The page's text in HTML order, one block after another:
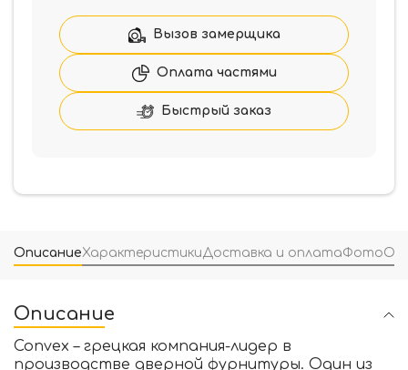
1605
на
квадратной
розетке
матовый
Вызов замерщика
Оплата частями
Быстрый заказ
ОписаниеХарактеристикиДоставка и оплатаФото
Описание
Convex – грецкая компания-лидер в
производстве дверной фурнитуры. Один из